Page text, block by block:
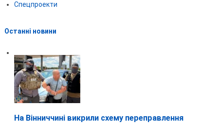
Спецпроекти
Останні новини
На Вінниччині викрили схему переправлення